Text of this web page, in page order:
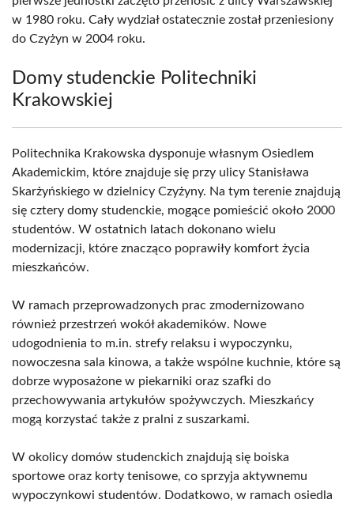
w 1980 roku. Cały wydział ostatecznie został przeniesiony
do Czyżyn w 2004 roku.
Domy studenckie Politechniki
Krakowskiej
Politechnika Krakowska dysponuje własnym Osiedlem
Akademickim, które znajduje się przy ulicy Stanisława
Skarżyńskiego w dzielnicy Czyżyny. Na tym terenie znajdują
się cztery domy studenckie, mogące pomieścić około 2000
studentów. W ostatnich latach dokonano wielu
modernizacji, które znacząco poprawiły komfort życia
mieszkańców.
W ramach przeprowadzonych prac zmodernizowano
również przestrzeń wokół akademików. Nowe
udogodnienia to m.in. strefy relaksu i wypoczynku,
nowoczesna sala kinowa, a także wspólne kuchnie, które są
dobrze wyposażone w piekarniki oraz szafki do
przechowywania artykułów spożywczych. Mieszkańcy
mogą korzystać także z pralni z suszarkami.
W okolicy domów studenckich znajdują się boiska
sportowe oraz korty tenisowe, co sprzyja aktywnemu
wypoczynkowi studentów. Dodatkowo, w ramach osiedla